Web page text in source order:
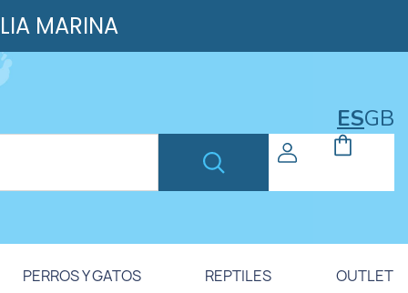
MARINA
ESGB
PERROS Y GATOS REPTILES OUTLET